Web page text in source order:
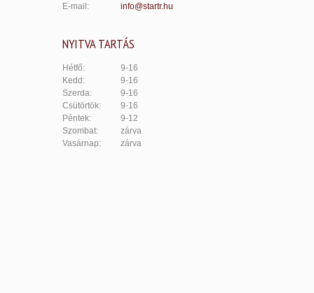
E-mail:
info@startr.hu
NYITVA TARTÁS
Hétfő:
9-16
Kedd:
9-16
Szerda:
9-16
Csütörtök:
9-16
Péntek:
9-12
Szombat:
zárva
Vasárnap:
zárva